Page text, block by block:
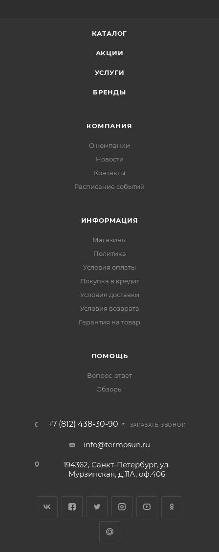
КАТАЛОГ
АКЦИИ
УСЛУГИ
БРЕНДЫ
КОМПАНИЯ
О компании
Новости
Контакты
Расписание событий
ИНФОРМАЦИЯ
Магазины
Политика
Условия оплаты
Покупка в кредит
Условия доставки
Условия возврата
Гарантия на товар
ПОМОЩЬ
Вопрос-ответ
Обзоры
+7 (812) 438-30-90 ЗАКАЗАТЬ ЗВОНОК
info@termosun.ru
194362, Санкт-Петербург, ул.
Мурзинская, д.11А, оф.406